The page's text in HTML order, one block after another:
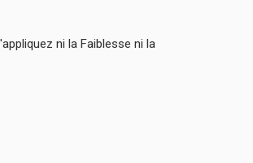
ni la Faiblesse ni la